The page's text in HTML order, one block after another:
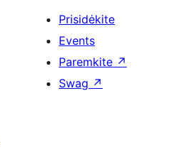
Prisidėkite
Events
Paremkite ↗
Swag ↗